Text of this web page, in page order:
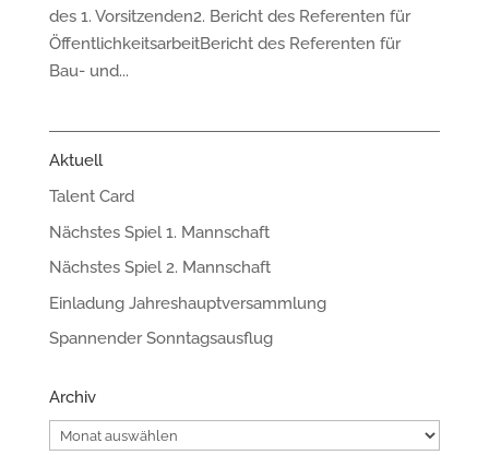
des 1. Vorsitzenden2. Bericht des Referenten für
ÖffentlichkeitsarbeitBericht des Referenten für
Bau- und...
Aktuell
Talent Card
Nächstes Spiel 1. Mannschaft
Nächstes Spiel 2. Mannschaft
Einladung Jahreshauptversammlung
Spannender Sonntagsausflug
Archiv
Archiv